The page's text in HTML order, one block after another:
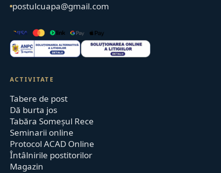
postulcuapa@gmail.com
ACTIVITATE
Tabere de post
Dă burta jos
Tabăra Someșul Rece
Seminarii online
Protocol ACAD Online
Întâlnirile postitorilor
Magazin